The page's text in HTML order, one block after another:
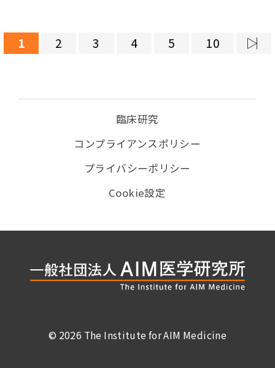
1 2 3 4 5 10 ▷
｜
臨床研究
コンプライアンスポリシー
プライバシーポリシー
Cookie設定
© 2026 The Institute for AIM Medicine